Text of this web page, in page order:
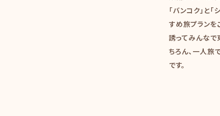
「バンコク」と
すめ旅プランを
誘ってみんなで
ちろん、一人旅
です。